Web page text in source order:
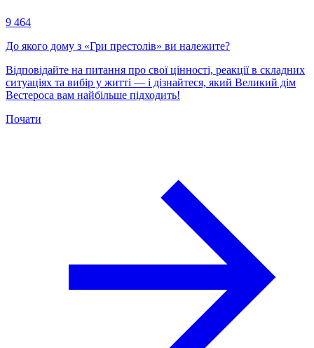
9 464
До якого дому з «Гри престолів» ви належите?
Відповідайте на питання про свої цінності, реакції в складних
ситуаціях та вибір у житті — і дізнайтеся, який Великий дім
Вестероса вам найбільше підходить!
Почати